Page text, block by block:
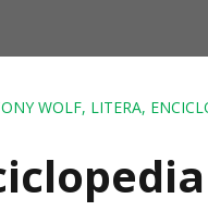
WOLF, LITERA,